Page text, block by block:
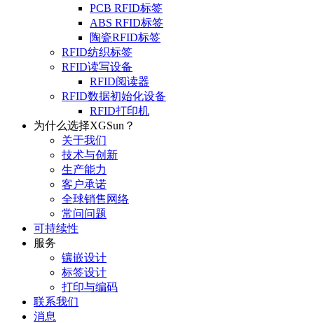
PCB RFID标签
ABS RFID标签
陶瓷RFID标签
RFID纺织标签
RFID读写设备
RFID阅读器
RFID数据初始化设备
RFID打印机
为什么选择XGSun？
关于我们
技术与创新
生产能力
客户承诺
全球销售网络
常问问题
可持续性
服务
镶嵌设计
标签设计
打印与编码
联系我们
消息